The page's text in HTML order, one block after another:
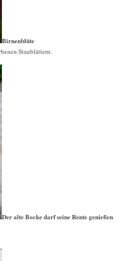
Birnenblüte
Staublättern.
Der alte Bocke darf seine Rente genießen